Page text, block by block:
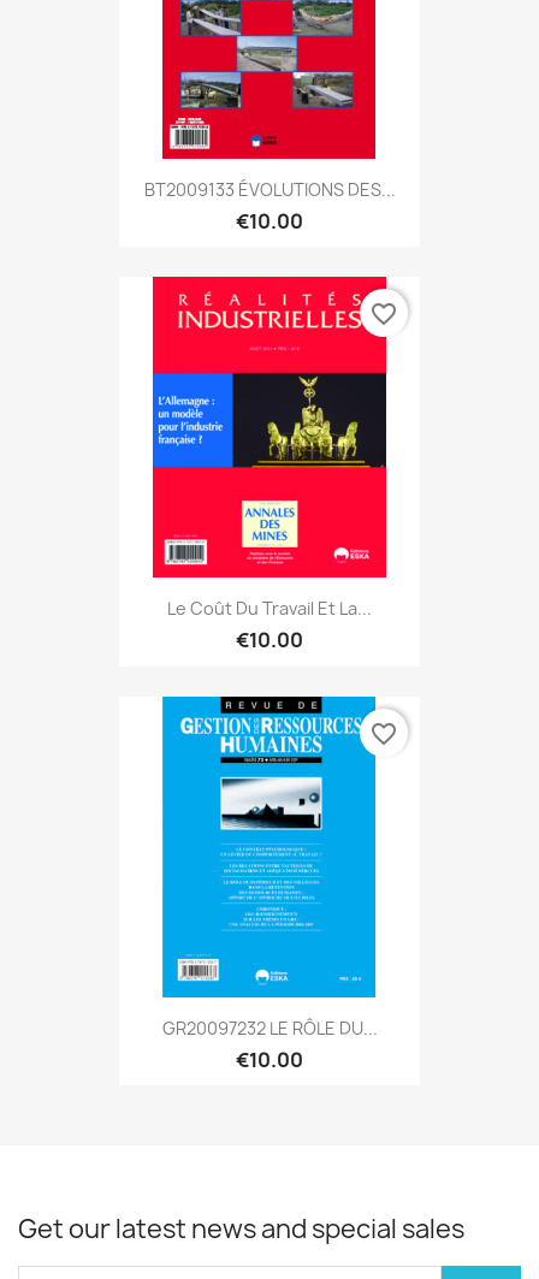
BT2009133 ÉVOLUTIONS DES...
€10.00
Le Coût Du Travail Et La...
€10.00
favorite_border
GR20097232 LE RÔLE DU...
€10.00
favorite_border
Get our latest news and special sales